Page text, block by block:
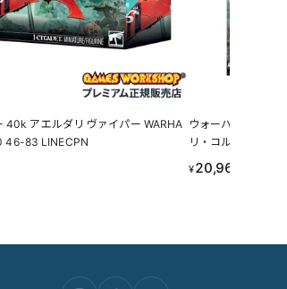
40k アエルダリ ヴァイパー WARHA
46-83 LINECPN
ウォーハンマー
リ・コルセア
N
¥20,967